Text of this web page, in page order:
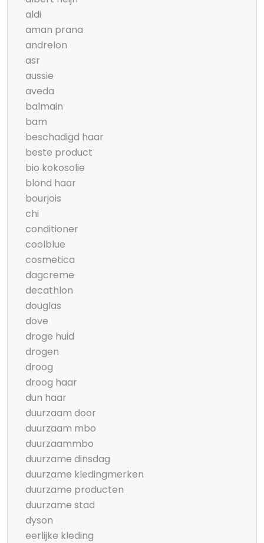
aldi
aman prana
andrelon
asr
aussie
aveda
balmain
bam
beschadigd haar
beste product
bio kokosolie
blond haar
bourjois
chi
conditioner
coolblue
cosmetica
dagcreme
decathlon
douglas
dove
droge huid
drogen
droog
droog haar
dun haar
duurzaam door
duurzaam mbo
duurzaammbo
duurzame dinsdag
duurzame kledingmerken
duurzame producten
duurzame stad
dyson
eerlijke kleding